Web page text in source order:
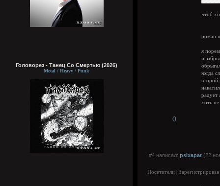
Головорез - Tанец Со Смертью (2026)
Metal / Heavy / Punk
чтоб
роман
я
и
когда
второй
радует
хоть
0
#4 написал: psixapat (22
Посетители |